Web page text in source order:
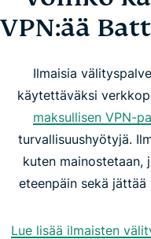
VPN:ää
Ilmaisia
käytettäväksi
maksullisen VPN-
turvallisuushyötyjä.
kuten mainostetaan,
eteenpäin sekä
Lue lisää ilmaisten